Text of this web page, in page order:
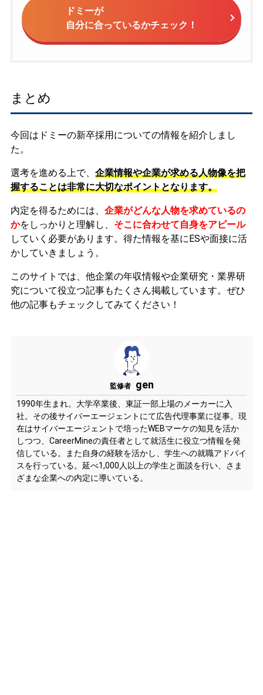
ドミーが
自分に合っているかチェック！
まとめ
今回はドミーの新卒採用についての情報を紹介しまし
た。
選考を進める上で、 企業情報や企業が求める人物像を把
握することは非常に大切なポイントとなります。
内定を得るためには、 企業がどんな人物を求めているの
かをしっかりと理解し、 そこに合わせて自身をアピール
していく必要があります。 得た情報を基にESや面接に活
かしていきましょう。
このサイトでは、他企業の年収情報や企業研究・業界研
究について役立つ記事もたくさん掲載しています。ぜひ
他の記事もチェックしてみてください！
監修者 gen
1990年生まれ。大学卒業後、東証一部上場のメーカーに入
社。その後サイバーエージェントにて広告代理事業に従事。現
在はサイバーエージェントで培ったWEBマーケの知見を活か
しつつ、CareerMineの責任者として就活生に役立つ情報を発
信している。また自身の経験を活かし、学生への就職アドバイ
スを行っている。延べ1,000人以上の学生と面談を行い、さま
ざまな企業への内定に導いている。